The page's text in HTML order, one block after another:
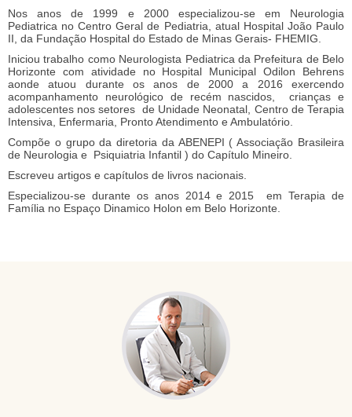
Nos anos de 1999 e 2000 especializou-se em Neurologia
Pediatrica no Centro Geral de Pediatria, atual Hospital João Paulo
II, da Fundação Hospital do Estado de Minas Gerais- FHEMIG.
Iniciou trabalho como Neurologista Pediatrica da Prefeitura de Belo
Horizonte com atividade no Hospital Municipal Odilon Behrens
aonde atuou durante os anos de 2000 a 2016 exercendo
acompanhamento neurológico de recém nascidos, crianças e
adolescentes nos setores de Unidade Neonatal, Centro de Terapia
Intensiva, Enfermaria, Pronto Atendimento e Ambulatório.
Compõe o grupo da diretoria da ABENEPI ( Associação Brasileira
de Neurologia e Psiquiatria Infantil ) do Capítulo Mineiro.
Escreveu artigos e capítulos de livros nacionais.
Especializou-se durante os anos 2014 e 2015 em Terapia de
Família no Espaço Dinamico Holon em Belo Horizonte.